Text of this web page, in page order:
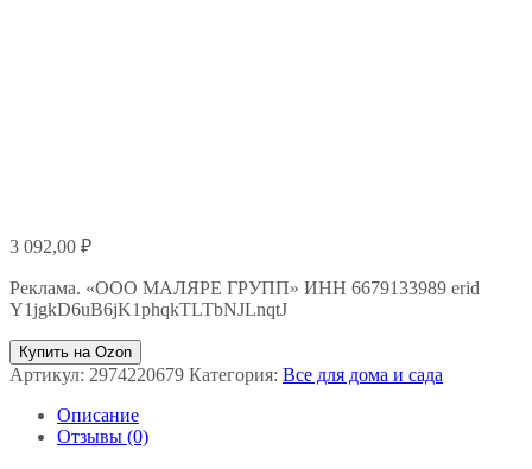
3 092,00 ₽
Реклама. «ООО МАЛЯРЕ ГРУПП» ИНН 6679133989 erid
Y1jgkD6uB6jK1phqkTLTbNJLnqtJ
Купить на Ozon
Артикул: 2974220679 Категория: Все для дома и сада
Описание
Отзывы (0)